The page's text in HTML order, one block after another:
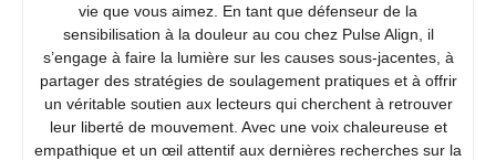
vie que vous aimez. En tant que défenseur de la
sensibilisation à la douleur au cou chez Pulse Align, il
s’engage à faire la lumière sur les causes sous-jacentes, à
partager des stratégies de soulagement pratiques et à offrir
un véritable soutien aux lecteurs qui cherchent à retrouver
leur liberté de mouvement. Avec une voix chaleureuse et
empathique et un œil attentif aux dernières recherches sur la